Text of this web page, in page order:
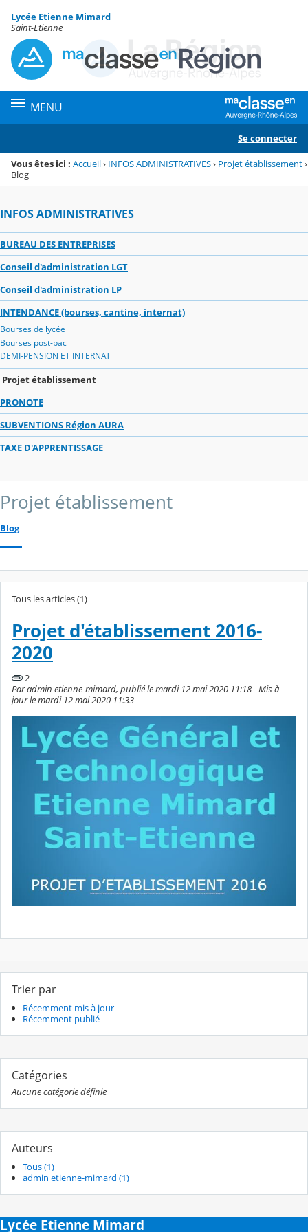
Menu de la rubrique
Contenu
Lycée Etienne Mimard
Saint-Etienne
MENU
Se connecter
Vous êtes ici : Accueil› INFOS ADMINISTRATIVES› Projet établissement›
Blog
INFOS ADMINISTRATIVES
BUREAU DES ENTREPRISES
Conseil d'administration LGT
Conseil d'administration LP
INTENDANCE (bourses, cantine, internat)
Bourses de lycée
Bourses post-bac
DEMI-PENSION ET INTERNAT
Projet établissement
PRONOTE
SUBVENTIONS Région AURA
TAXE D'APPRENTISSAGE
Projet établissement
Blog
Tous les articles (1)
Projet d'établissement 2016-
2020
2
Par admin etienne-mimard, publié le mardi 12 mai 2020 11:18 - Mis à
jour le mardi 12 mai 2020 11:33
Trier par
Récemment mis à jour
Récemment publié
Catégories
Aucune catégorie définie
Auteurs
Tous (1)
admin etienne-mimard (1)
Lycée Etienne Mimard